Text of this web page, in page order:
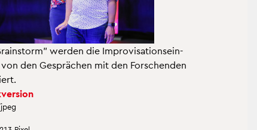
wer­den die Im­pro­vi­sa­ti­ons­ein­
den Ge­sprä­chen mit den For­schen­den